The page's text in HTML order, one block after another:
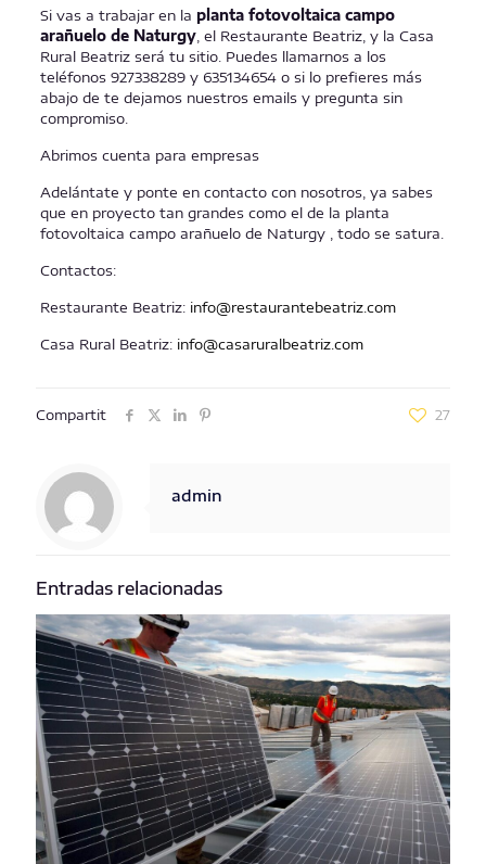
Si vas a trabajar en la planta fotovoltaica campo
arañuelo de Naturgy, el Restaurante Beatriz, y la Casa
Rural Beatriz será tu sitio. Puedes llamarnos a los
teléfonos 927338289 y 635134654 o si lo prefieres más
abajo de te dejamos nuestros emails y pregunta sin
compromiso.
Abrimos cuenta para empresas
Adelántate y ponte en contacto con nosotros, ya sabes
que en proyecto tan grandes como el de la planta
fotovoltaica campo arañuelo de Naturgy , todo se satura.
Contactos:
Restaurante Beatriz: info@restaurantebeatriz.com
Casa Rural Beatriz: info@casaruralbeatriz.com
Compartit 27
admin
Entradas relacionadas